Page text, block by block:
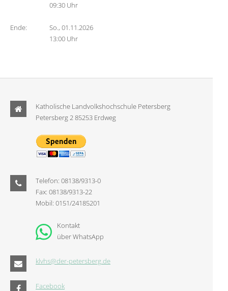
09:30 Uhr
Ende:
So., 01.11.2026
13:00 Uhr
Katholische Landvolkshochschule Petersberg
Petersberg 2 85253 Erdweg
Telefon: 08138/9313-0
Fax: 08138/9313-22
Mobil: 0151/24185201
Kontakt
über WhatsApp
klvhs@der-petersberg.de
Facebook